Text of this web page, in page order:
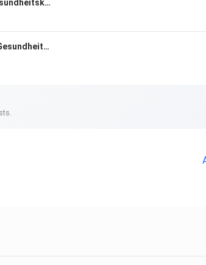
Wissen, was gesund ist: Gesundheitskompetenz
Gesunder Start ins Leben: Gesundheitskompetenz bei Kindern und Jugendlichen